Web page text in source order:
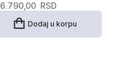
6.790,00 RSD
Dodaj u korpu